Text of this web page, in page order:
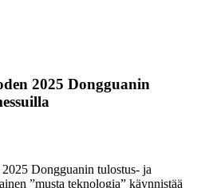
2025 Dongguanin
Dongguanin tulostus- ja
”musta teknologia” käynnistää